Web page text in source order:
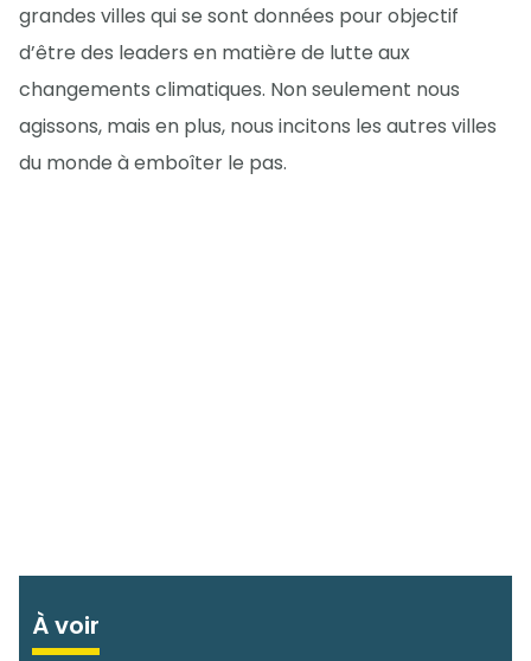
grandes villes qui se sont données pour objectif
d’être des leaders en matière de lutte aux
changements climatiques. Non seulement nous
agissons, mais en plus, nous incitons les autres villes
du monde à emboîter le pas.
À voir